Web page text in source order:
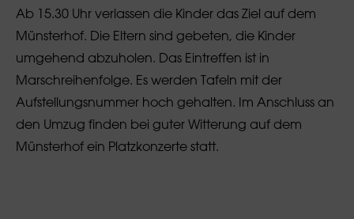
Ab 15.30 Uhr verlassen die Kinder das Ziel auf dem
Münsterhof. Die Eltern sind gebeten, die Kinder
umgehend abzuholen. Das Eintreffen ist in
Marschreihenfolge. Es werden Tafeln mit der
Aufstellungsnummer hoch gehalten. Im Anschluss an
den Umzug finden bei guter Witterung auf dem
Münsterhof ein Platzkonzerte statt.